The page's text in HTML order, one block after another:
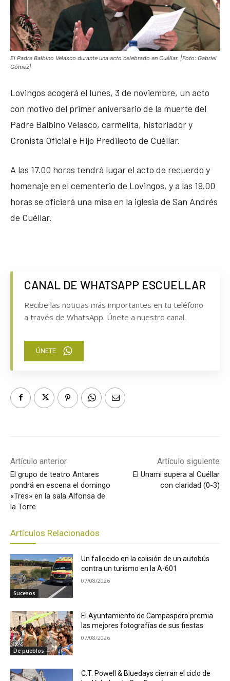
El Padre Balbino Velasco durante una acto celebrado en Cuéllar. |Foto: Gabriel
Gómez|
Lovingos acogerá el lunes, 3 de noviembre, un acto
con motivo del primer aniversario de la muerte del
Padre Balbino Velasco, carmelita, historiador y
Cronista Oficial e Hijo Predilecto de Cuéllar.
A las 17.00 horas tendrá lugar el acto de recuerdo y
homenaje en el cementerio de Lovingos, y a las 19.00
horas se oficiará una misa en la iglesia de San Andrés
de Cuéllar.
CANAL DE WHATSAPP ESCUELLAR
Recibe las noticias más importantes en tu teléfono
a través de WhatsApp. Únete a nuestro canal.
ÚNETE
Artículo anterior
El grupo de teatro Antares
pondrá en escena el domingo
«Tres» en la sala Alfonsa de
la Torre
Artículo siguiente
El Unami supera al Cuéllar
con claridad (0-3)
Artículos Relacionados
Sucesos
Un fallecido en la colisión de un autobús
contra un turismo en la A-601
07/08/2026
De pueblos
El Ayuntamiento de Campaspero premia
las mejores fotografías de sus fiestas
07/08/2026
C.T. Powell & Bluedays cierran el ciclo de